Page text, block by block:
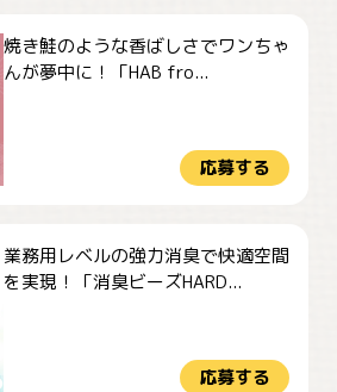
焼き鮭のような香ばしさでワンちゃ
んが夢中に！「HAB fro...
応募する
業務用レベルの強力消臭で快適空間
を実現！「消臭ビーズHARD...
応募する